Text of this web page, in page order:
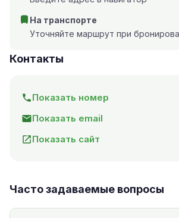
На транспорте
Уточняйте маршрут при
Контакты
Показать номер
Показать email
Показать сайт
Часто задаваемые вопросы